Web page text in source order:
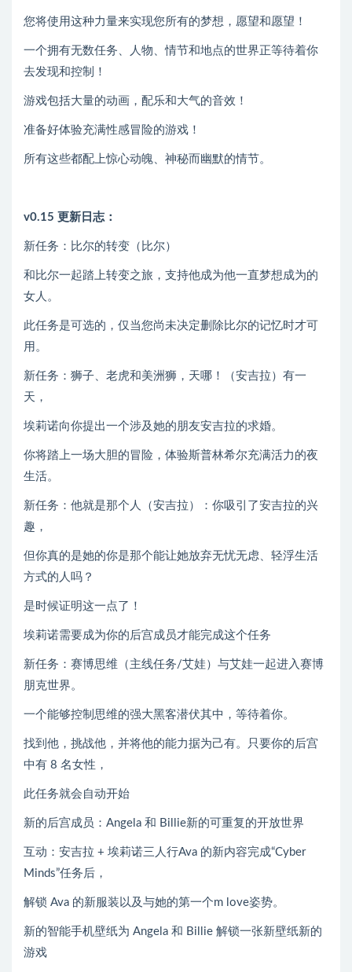
您将使用这种力量来实现您所有的梦想，愿望和愿望！
一个拥有无数任务、人物、情节和地点的世界正等待着你
去发现和控制！
游戏包括大量的动画，配乐和大气的音效！
准备好体验充满性感冒险的游戏！
所有这些都配上惊心动魄、神秘而幽默的情节。
v0.15 更新日志：
新任务：比尔的转变（比尔）
和比尔一起踏上转变之旅，支持他成为他一直梦想成为的
女人。
此任务是可选的，仅当您尚未决定删除比尔的记忆时才可
用。
新任务：狮子、老虎和美洲狮，天哪！（安吉拉）有一
天，
埃莉诺向你提出一个涉及她的朋友安吉拉的求婚。
你将踏上一场大胆的冒险，体验斯普林希尔充满活力的夜
生活。
新任务：他就是那个人（安吉拉）：你吸引了安吉拉的兴
趣，
但你真的是她的你是那个能让她放弃无忧无虑、轻浮生活
方式的人吗？
是时候证明这一点了！
埃莉诺需要成为你的后宫成员才能完成这个任务
新任务：赛博思维（主线任务/艾娃）与艾娃一起进入赛博
朋克世界。
一个能够控制思维的强大黑客潜伏其中，等待着你。
找到他，挑战他，并将他的能力据为己有。只要你的后宫
中有 8 名女性，
此任务就会自动开始
新的后宫成员：Angela 和 Billie新的可重复的开放世界
互动：安吉拉 + 埃莉诺三人行Ava 的新内容完成“Cyber
Minds”任务后，
解锁 Ava 的新服装以及与她的第一个m love姿势。
新的智能手机壁纸为 Angela 和 Billie 解锁一张新壁纸新的
游戏